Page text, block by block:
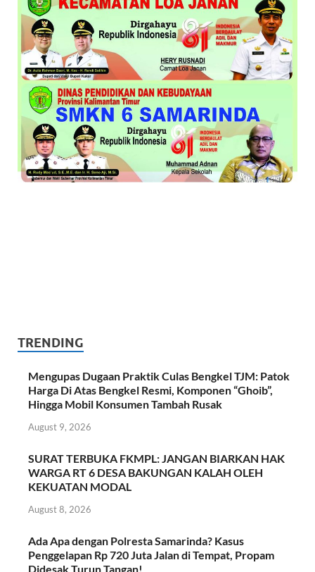
TRENDING
Mengupas Dugaan Praktik Culas Bengkel TJM: Patok
Harga Di Atas Bengkel Resmi, Komponen “Ghoib”,
Hingga Mobil Konsumen Tambah Rusak
August 9, 2026
SURAT TERBUKA FKMPL: JANGAN BIARKAN HAK
WARGA RT 6 DESA BAKUNGAN KALAH OLEH
KEKUATAN MODAL
August 8, 2026
Ada Apa dengan Polresta Samarinda? Kasus
Penggelapan Rp 720 Juta Jalan di Tempat, Propam
Didesak Turun Tangan!